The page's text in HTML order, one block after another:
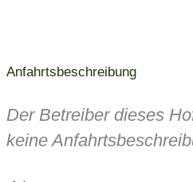
Anfahrtsbeschreibung
Der Betreiber dieses
keine